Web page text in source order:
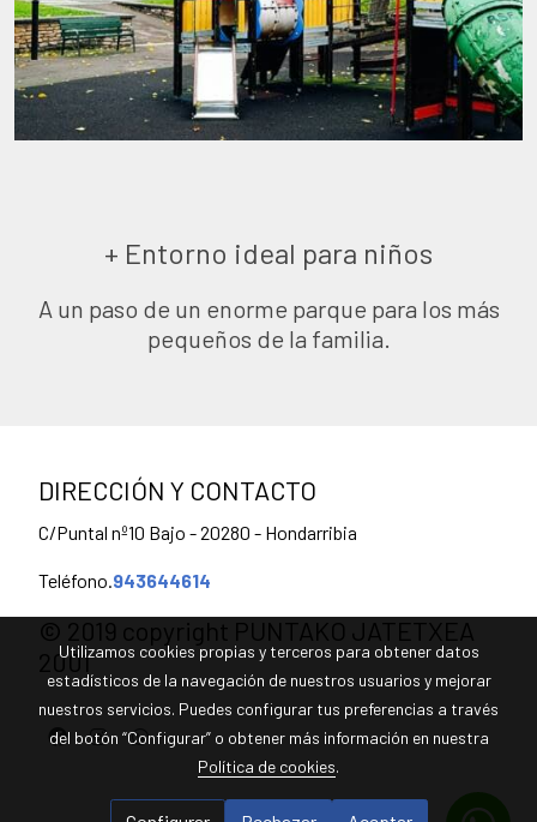
+ Entorno ideal para niños
A un paso de un enorme parque para los más
pequeños de la familia.
DIRECCIÓN Y CONTACTO
C/Puntal nº10 Bajo - 20280 - Hondarribia
Teléfono. 943644614
© 2019 copyright PUNTAKO JATETXEA
2001
Gestión de cookies
Utilizamos cookies propias y terceros para obtener datos
estadísticos de la navegación de nuestros usuarios y mejorar
nuestros servicios. Puedes configurar tus preferencias a través
del botón “Configurar” o obtener más información en nuestra
Política de cookies.